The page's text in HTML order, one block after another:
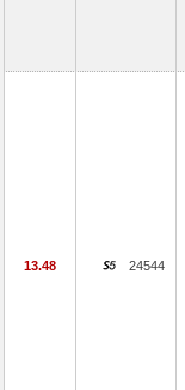
13.48 24544